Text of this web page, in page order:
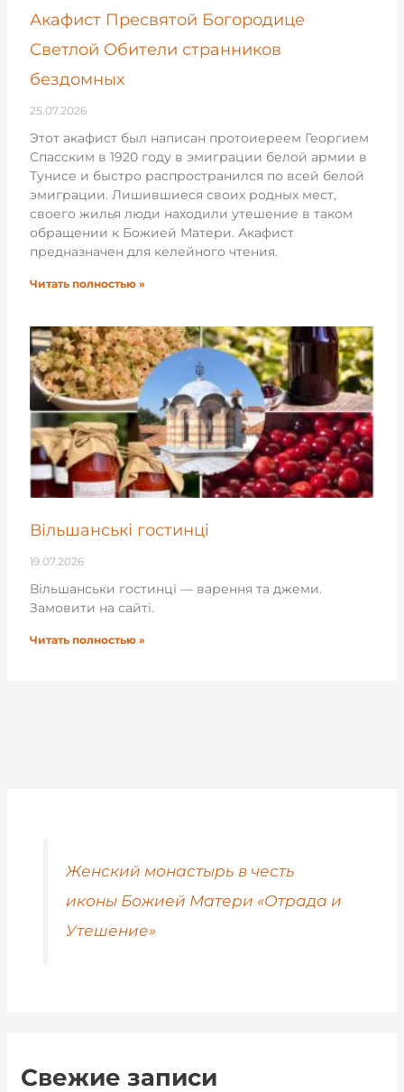
Акафист Пресвятой Богородице
Светлой Обители странников
бездомных
25.07.2026
Этот акафист был написан протоиереем Георгием
Спасским в 1920 году в эмиграции белой армии в
Тунисе и быстро распространился по всей белой
эмиграции. Лишившиеся своих родных мест,
своего жилья люди находили утешение в таком
обращении к Божией Матери. Акафист
предназначен для келейного чтения.
Читать полностью »
Вільшанські гостинці
19.07.2026
Вільшанськи гостинці — варення та джеми.
Замовити на сайті.
Читать полностью »
Женский монастырь в честь
иконы Божией Матери «Отрада и
Утешение»
Свежие записи